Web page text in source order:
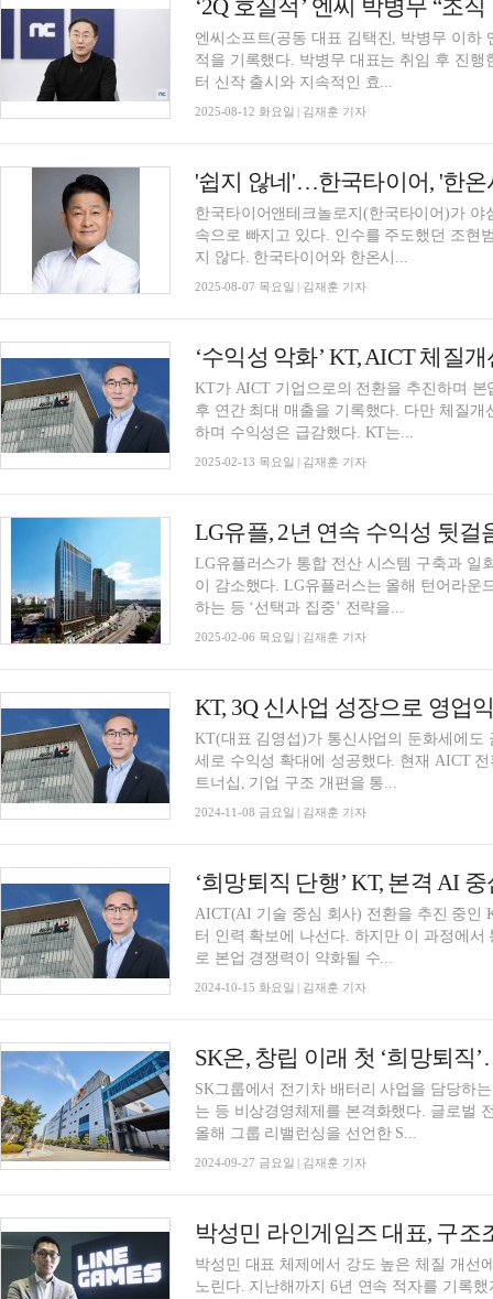
엔씨소프트(공동 대표 김택진, 박병무 이하
적을 기록했다. 박병무 대표는 취임 후 진
터 신작 출시와 지속적인 효...
2025-08-12 화요일 | 김재훈 기자
'쉽지 않네'…한국타이어, '한
한국타이어앤테크놀로지(한국타이어)가
속으로 빠지고 있다. 인수를 주도했던 조현
지 않다. 한국타이어와 한온시...
2025-08-07 목요일 | 김재훈 기자
KT가 AICT 기업으로의 전환을 추진하며
후 연간 최대 매출을 기록했다. 다만 체질
하며 수익성은 급감했다. KT는...
2025-02-13 목요일 | 김재훈 기자
LG유플러스가 통합 전산 시스템 구축과 일
이 감소했다. LG유플러스는 올해 턴어라운
하는 등 ‘선택과 집중’ 전략을...
2025-02-06 목요일 | 김재훈 기자
KT, 3Q 신사업 성장으로 영업
KT(대표 김영섭)가 통신사업의 둔화세에도
세로 수익성 확대에 성공했다. 현재 AICT
트너십, 기업 구조 개편을 통...
2024-11-08 금요일 | 김재훈 기자
AICT(AI 기술 중심 회사) 전환을 추진 중인
터 인력 확보에 나선다. 하지만 이 과정에
로 본업 경쟁력이 약화될 수...
2024-10-15 화요일 | 김재훈 기자
SK온, 창립 이래 첫 ‘희망퇴직
SK그룹에서 전기차 배터리 사업을 담당하
는 등 비상경영체제를 본격화했다. 글로벌
올해 그룹 리밸런싱을 선언한 S...
2024-09-27 금요일 | 김재훈 기자
박성민 대표 체제에서 강도 높은 체질 개선
노린다. 지난해까지 6년 연속 적자를 기록